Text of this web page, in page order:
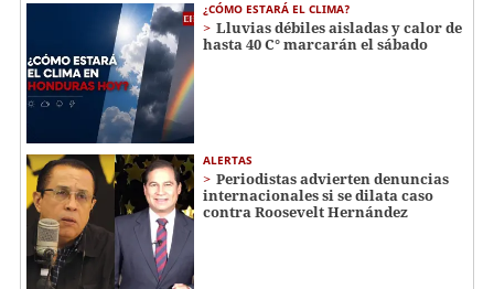
¿CÓMO ESTARÁ EL CLIMA?
Lluvias débiles aisladas y calor de
hasta 40 C° marcarán el sábado
ALERTAS
Periodistas advierten denuncias
internacionales si se dilata caso
contra Roosevelt Hernández